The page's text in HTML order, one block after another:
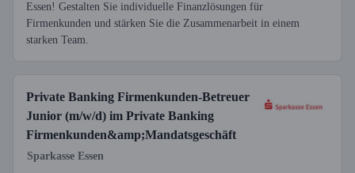
Essen! Gestalten Sie individuelle Finanzlösungen für
Firmenkunden und stärken Sie die Zusammen­arbeit in einem
starken Team.
Private Banking Firmenkunden-Betreuer
Junior (m/w/d) im Private Banking
Firmenkunden&amp;Mandatsgeschäft
Sparkasse Essen